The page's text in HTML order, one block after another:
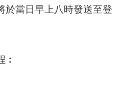
於當日早上八時發送至登